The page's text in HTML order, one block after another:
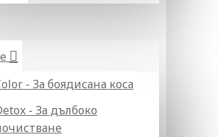
- За боядисана коса
- За дълбоко